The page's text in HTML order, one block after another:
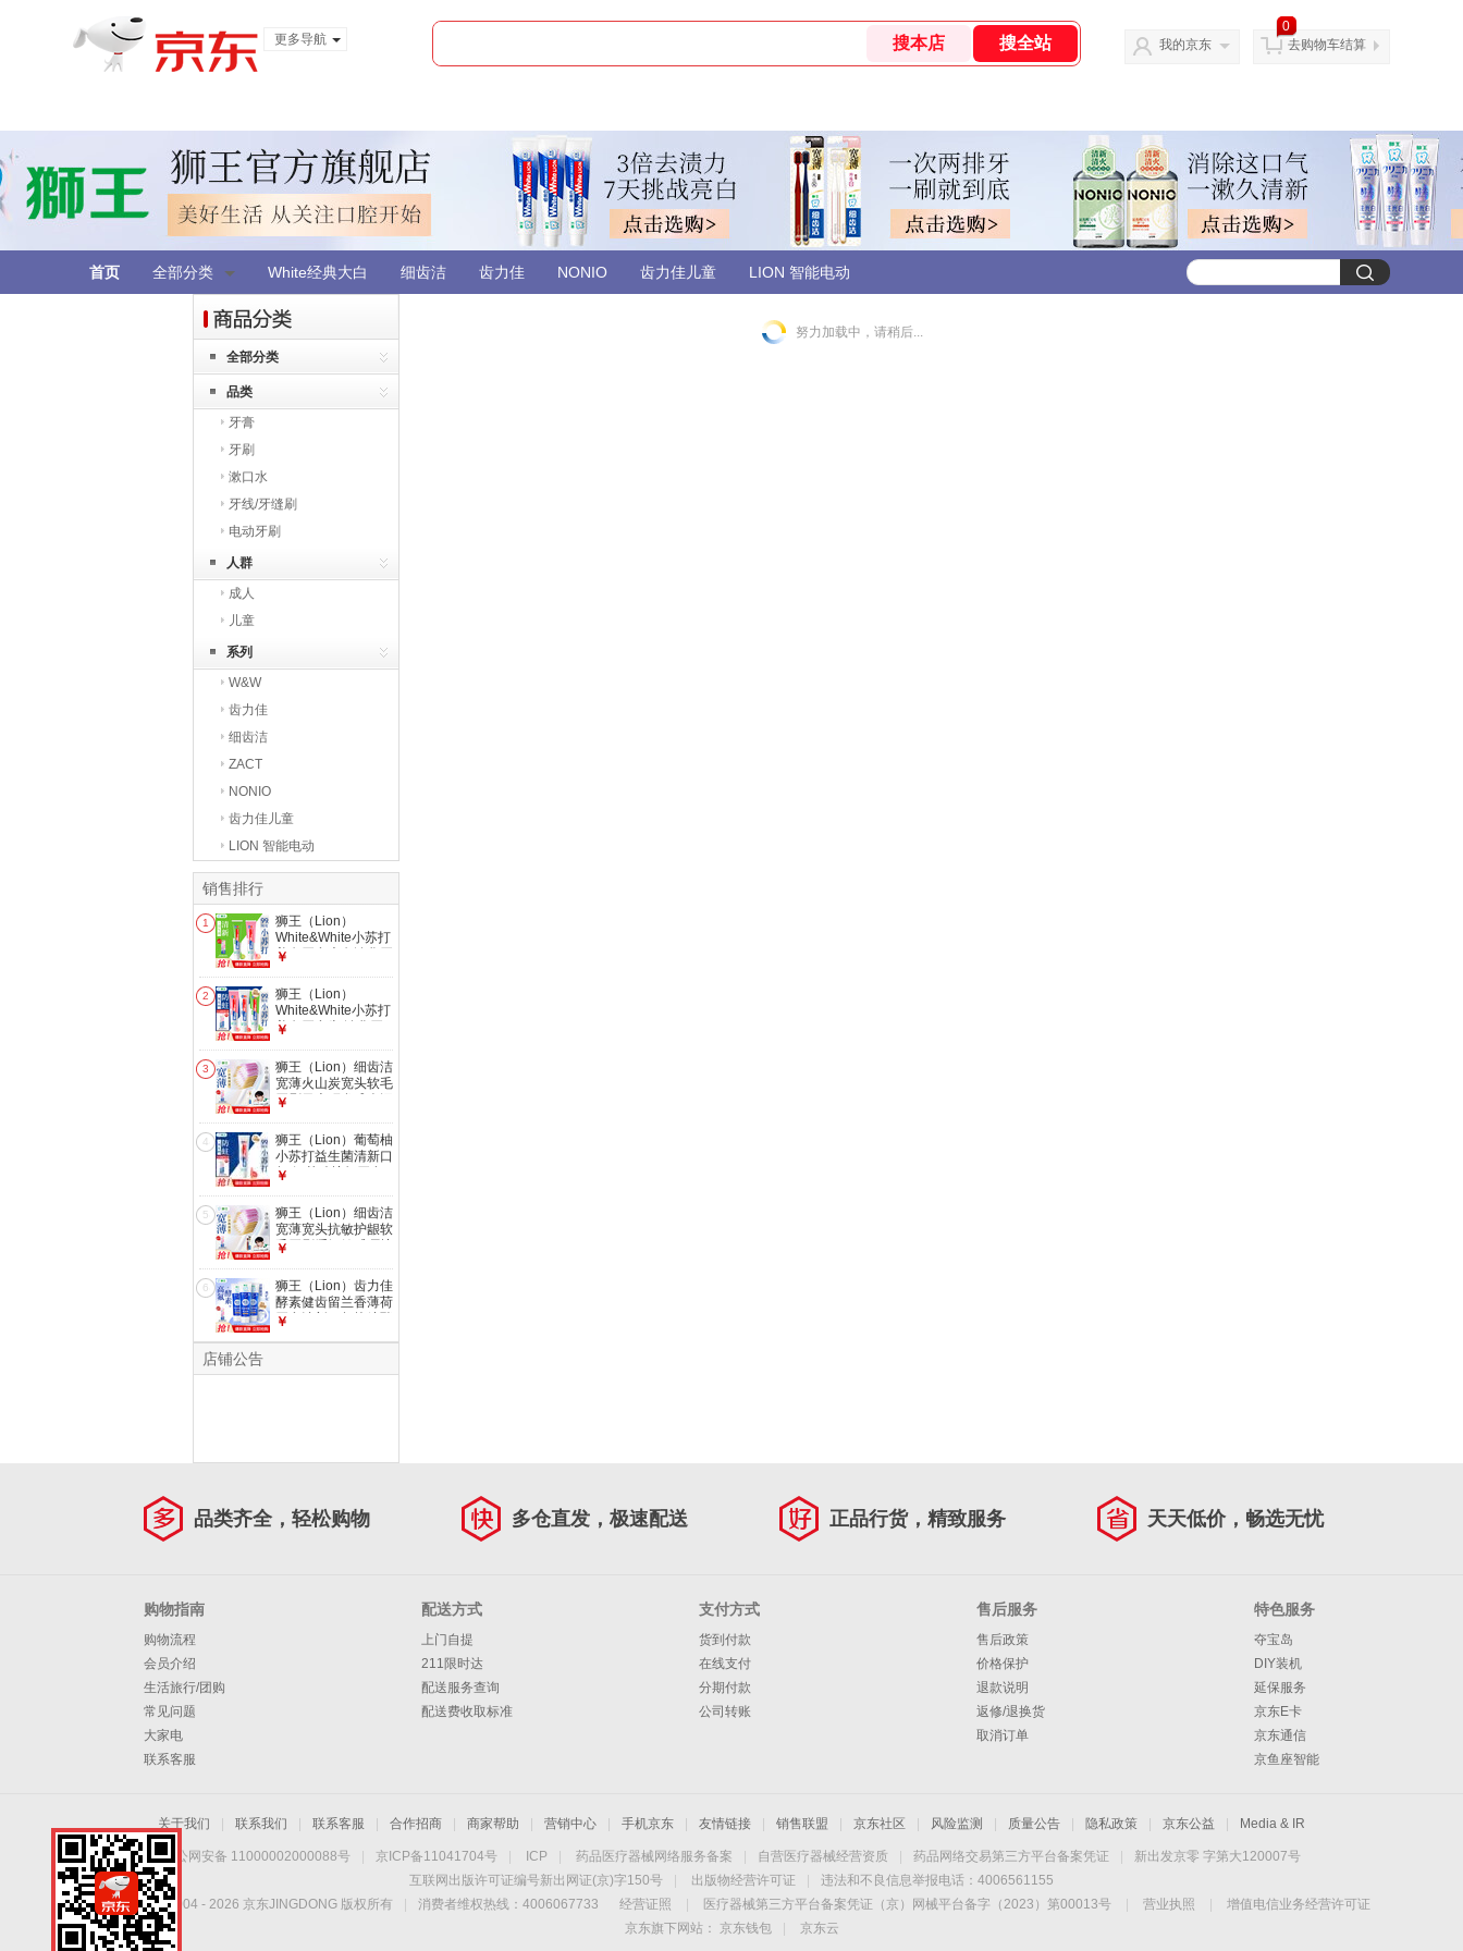
更多导航
我的京东
0
去购物车结算
首页 全部分类 White经典大白 细齿洁 齿力佳 NONIO 齿力佳儿童 LION 智能电动
全部分类
品类
牙膏
牙刷
漱口水
牙线/牙缝刷
电动牙刷
人群
成人
儿童
系列
W&W
齿力佳
细齿洁
ZACT
NONIO
齿力佳儿童
LION 智能电动
销售排行
1
狮王（Lion）
White&White小苏打
美白牙膏大白淡化牙
酸护龈 白桃
120g+益生菌青柠
120g
￥
2
狮王（Lion）
White&White小苏打
美白牙膏齿 淡化牙
清新口气 白桃+青柠
+葡萄3支共360g
￥
3
狮王（Lion）细齿洁
宽薄火山炭宽头软毛
牙刷日本研发成人深
宽薄珍珠白牙刷* 2
支 (两支/板*1）
￥
4
狮王（Lion）葡萄柚
小苏打益生菌清新口
气 氨基酸护龈牙膏
萄柚小苏打180g*1
￥
5
狮王（Lion）细齿洁
宽薄宽头抗敏护龈软
毛牙刷缓解敏感呵护
宽薄火山炭牙刷 2支
(两支/板)
￥
6
狮王（Lion）齿力佳
酵素健齿留兰香薄荷
牙膏清新口气抗糖酵
￥
店铺公告
努力加载中，请稍后...
品类齐全，轻松购物 多仓直发，极速配送 正品行货，精致服务 天天低价，畅选无忧
购物指南
购物流程
会员介绍
生活旅行/团购
常见问题
大家电
联系客服
配送方式
上门自提
211限时达
配送服务查询
配送费收取标准
支付方式
货到付款
在线支付
分期付款
公司转账
售后服务
售后政策
价格保护
退款说明
返修/退换货
取消订单
特色服务
夺宝岛
DIY装机
延保服务
京东E卡
京东通信
京鱼座智能
关于我们 联系我们 联系客服 合作招商 商家帮助 营销中心 手机京东 友情链接 销售联盟 京东社区 风险监测 质量公告 隐私政策 京东公益 Media & IR
京公网安备 11000002000088号 京ICP备11041704号 ICP 药品医疗器械网络服务备案 自营医疗器械经营资质 药品网络交易第三方平台备案凭证
新出发京零 字第大120007号
互联网出版许可证编号新出网证(京)字150号
出版物经营许可证
违法和不良信息举报电话：4006561155
Copyright © 2004 - 2026 京东JINGDONG 版权所有 消费者维权热线：4006067733 经营证照 医疗器械第三方平台备案凭证（京）网械平台备字（2023）第00013号 营业执照
增值电信业务经营许可证
京东旗下网站：
京东钱包
京东云
手机扫一扫，劲爆优